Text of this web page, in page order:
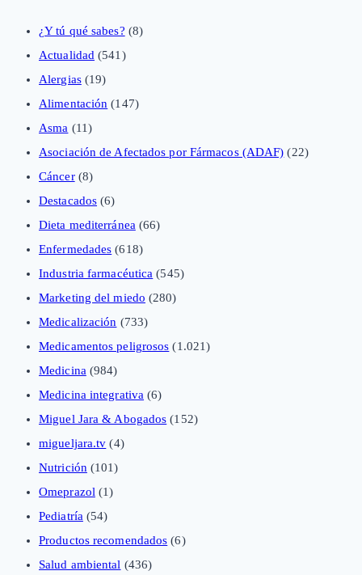
¿Y tú qué sabes? (8)
Actualidad (541)
Alergias(19)
Alimentación (147)
Asma (11)
Asociación de Afectados por Fármacos (ADAF) (22)
Cáncer(8)
Destacados (6)
Dieta mediterránea (66)
Enfermedades (618)
Industria farmacéutica (545)
Marketing del miedo (280)
Medicalización (733)
Medicamentos peligrosos (1.021)
Medicina (984)
Medicina integrativa (6)
Miguel Jara & Abogados (152)
migueljara.tv (4)
Nutrición (101)
Omeprazol (1)
Pediatría (54)
Productos recomendados (6)
Salud ambiental (436)